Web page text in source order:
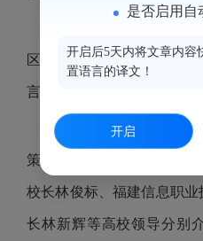
会上，C区各企业代表
区规划、产业协同、人才
言，为福州软件园“十五五”
鼓楼区人社局现场宣讲
策，精准对接企业人才需
校长林俊标、福建信息职
长林新辉等高校领导分别
是否启用自
开启后5天内将文章内容
置语言的译文！
开启